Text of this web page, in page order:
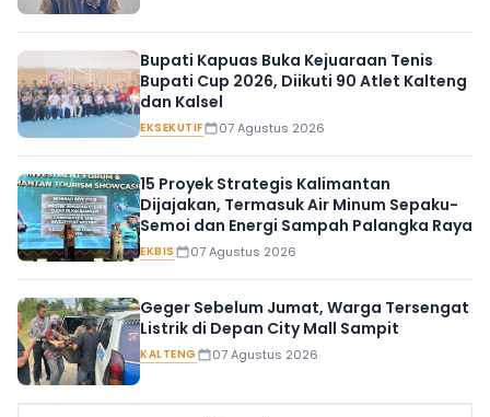
Bupati Kapuas Buka Kejuaraan Tenis
Bupati Cup 2026, Diikuti 90 Atlet Kalteng
dan Kalsel
EKSEKUTIF 07 Agustus 2026
15 Proyek Strategis Kalimantan
Dijajakan, Termasuk Air Minum Sepaku-
Semoi dan Energi Sampah Palangka Raya
EKBIS 07 Agustus 2026
Geger Sebelum Jumat, Warga Tersengat
Listrik di Depan City Mall Sampit
KALTENG 07 Agustus 2026